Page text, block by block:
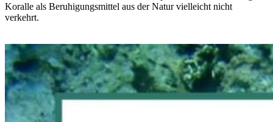
Koralle als Beruhigungsmittel aus der Natur vielleicht nicht
verkehrt.